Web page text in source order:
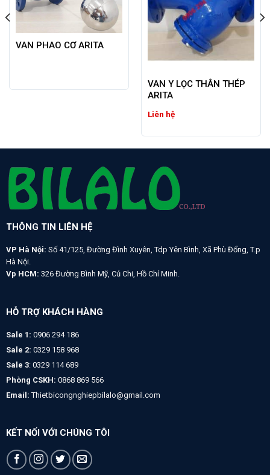
VAN PHAO CƠ ARITA
VAN Y LỌC THÂN THÉP
ARITA
Liên hệ
THÔNG TIN LIÊN HỆ
VP Hà Nội: Số 41/125, Đường Đình Xuyên, Tdp Yên Bình, Xã Phù Đổng, T.p
Hà Nội.
Vp HCM: 326 Đường Bình Mỹ, Củ Chi, Hồ Chí Minh.
HỖ TRỢ KHÁCH HÀNG
Sale 1: 0906 294 186
Sale 2: 0329 158 968
Sale 3: 0329 114 689
Phòng CSKH: 0868 869 566
Email: Thietbicongnghiepbilalo@gmail.com
KẾT NỐI VỚI CHÚNG TÔI